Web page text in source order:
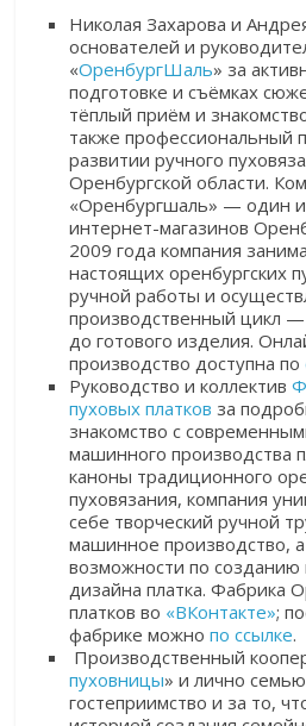
Николая Захарова и
основателей и
«ОренбургШаль» за
подготовке и съёмках
тёплый приём и
также профессиональный
развитии ручного
Оренбургской области.
«Оренбургшаль» — один
интернет-магазинов
2009 года компания
настоящих оренбургских
ручной работы и
производственный цикл
до готового изделия.
производство доступна по
Руководство и коллектив
пуховых платков за
знакомство с
машинного производства
каноны традиционного
пуховязания, компания
себе творческий ручной
машинное производство,
возможности по созданию
дизайна платка.Фабрика
платков во «ВКонтакте»;
фабрике можнопо ссылке.
Производственный
пуховницы» и лично
гостеприимство и за то,